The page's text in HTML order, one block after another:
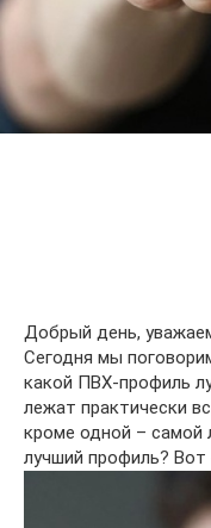
Добрый день,
Сегодня мы
какой ПВХ-профиль
лежат практически
кроме одной – самой
лучший профиль? Вот